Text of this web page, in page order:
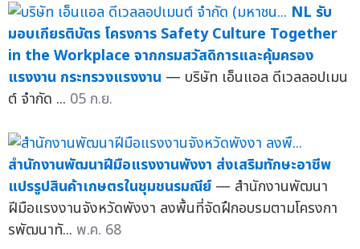
NL รับ
มอบเกียรติบัตร โครงการ Safety Culture Together
in the Workplace จากกรมสวัสดิการและคุ้มครอง
แรงงาน กระทรวงแรงงาน — บริษัท เอ็นแอล ดีเวลลอปเมน
ต์ จำกัด ... 05 ก.ย.
สำนักงานพัฒนาฝีมือแรงงานพังงา ส่งเสริมทักษะอาชีพ
แปรรูปสินค้าเกษตรในชุมชนรมณีย์ — สำนักงานพัฒนา
ฝีมือแรงงานจังหวัดพังงา ลงพื้นที่จัดฝึกอบรมตามโครงกา
รพัฒนาทั... พ.ค. 68